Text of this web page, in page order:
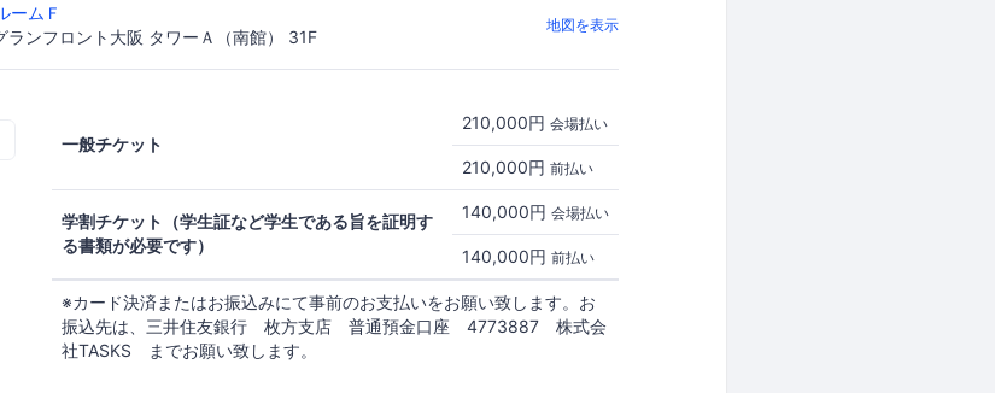
ームＦ
ンフロント大阪 タワーＡ（南館） 31F
地図を表示
一般チケット
210,000円 会場払い
210,000円 前払い
学割チケット（学生証など学生である旨を証明す
る書類が必要です）
140,000円 会場払い
140,000円 前払い
※カード決済またはお振込みにて事前のお支払いをお願い致します。お
振込先は、三井住友銀行 枚方支店 普通預金口座 4773887 株式会
社TASKS までお願い致します。